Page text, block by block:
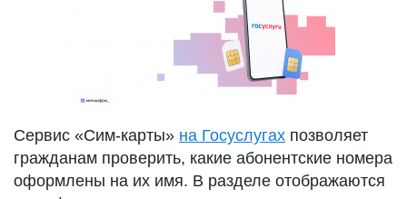
Сервис «Сим-карты» на Госуслугах позволяет
гражданам проверить, какие абонентские номера
оформлены на их имя. В разделе отображаются